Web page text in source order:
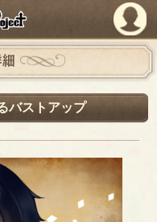
PandoraPartyProject
バストアップ